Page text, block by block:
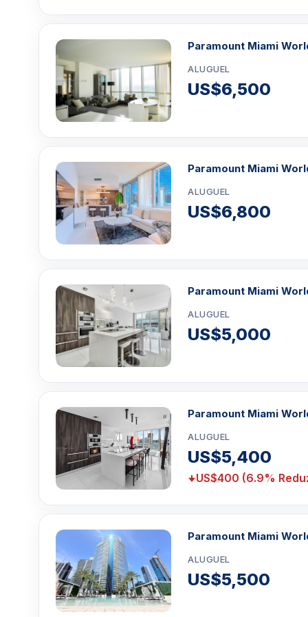
Paramount Miami
ALUGUEL
US$6,500
Paramount Miami
ALUGUEL
US$6,800
Paramount Miami
ALUGUEL
US$5,000
Paramount Miami
ALUGUEL
US$5,400
US$400 (6.9%
Paramount Miami
ALUGUEL
US$5,500